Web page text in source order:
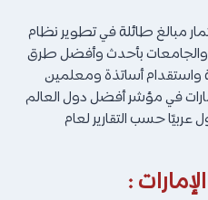
مبالغ طائلة في تطوير نظام
والجامعات بأحدث وأفضل طرق
واستقدام أساتذة ومعلمين
في مؤشر أفضل دول العالم
عالميًا والأول عربيًا حسب التقارير لعام
: